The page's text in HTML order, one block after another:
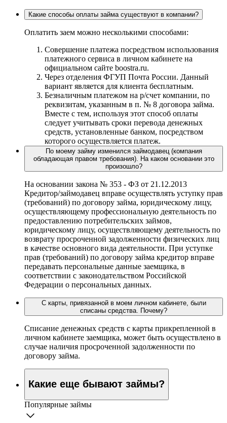
Какие способы оплаты займа существуют в компании?
Оплатить заем можно несколькими способами:
Совершение платежа посредством использования
платежного сервиса в личном кабинете на
официальном сайте boostra.ru.
Через отделения ФГУП Почта России. Данный
вариант является для клиента бесплатным.
Безналичным платежом на р/счет компании, по
реквизитам, указанным в п. № 8 договора займа.
Вместе с тем, используя этот способ оплаты
следует учитывать сроки перевода денежных
средств, установленные банком, посредством
которого осуществляется платеж.
По моему займу изменился займодавец (компания
обладающая правом требования). На каком основании это
произошло?
На основании закона № 353 - ФЗ от 21.12.2013
Кредитор/займодавец вправе осуществлять уступку прав
(требований) по договору займа, юридическому лицу,
осуществляющему профессиональную деятельность по
предоставлению потребительских займов,
юридическому лицу, осуществляющему деятельность по
возврату просроченной задолженности физических лиц
в качестве основного вида деятельности. При уступке
прав (требований) по договору займа кредитор вправе
передавать персональные данные заемщика, в
соответствии с законодательством Российской
Федерации о персональных данных.
С карты, привязанной в моем личном кабинете, были
списаны средства. Почему?
Списание денежных средств с карты прикрепленной в
личном кабинете заемщика, может быть осуществлено в
случае наличия просроченной задолженности по
договору займа.
Какие еще бывают займы?
Популярные займы